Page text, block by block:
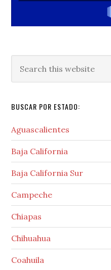
this
BUSCAR POR ESTADO:
Aguascalientes
Baja California
Baja California Sur
Campeche
Chiapas
Chihuahua
Coahuila